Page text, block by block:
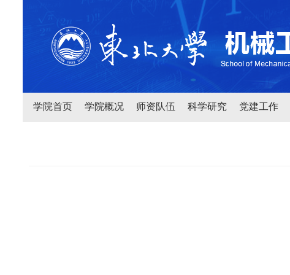
学院首页 学院概况 师资队伍 科学研究 党建工作